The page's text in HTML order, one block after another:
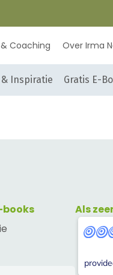
Coaching Over Irma
& Inspiratie Gratis E-
books
Als